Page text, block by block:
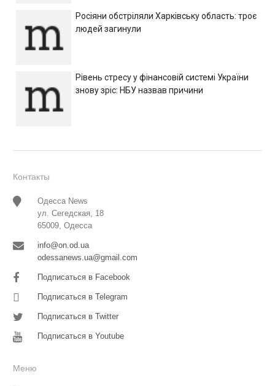
Росіяни обстріляли Харківську область: троє
людей загинули
Рівень стресу у фінансовій системі України
знову зріс: НБУ назвав причини
Контакты
Одесса News
ул. Сегедская, 18
65009, Одесса
info@on.od.ua
odessanews.ua@gmail.com
Подписаться в Facebook
Подписаться в Telegram
Подписаться в Twitter
Подписаться в Youtube
Меню